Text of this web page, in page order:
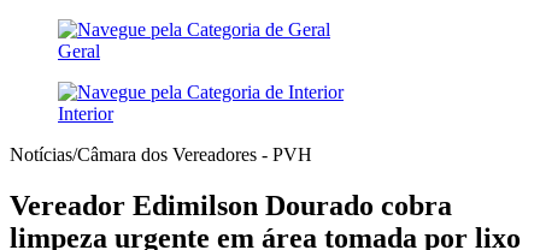
Geral
Interior
Notícias/Câmara dos Vereadores - PVH
Vereador Edimilson Dourado cobra
limpeza urgente em área tomada por lixo